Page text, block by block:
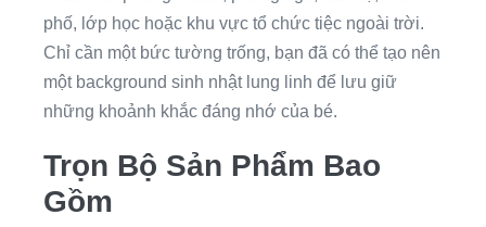
phố, lớp học hoặc khu vực tổ chức tiệc ngoài trời.
Chỉ cần một bức tường trống, bạn đã có thể tạo nên
một background sinh nhật lung linh để lưu giữ
những khoảnh khắc đáng nhớ của bé.
Trọn Bộ Sản Phẩm Bao
Gồm